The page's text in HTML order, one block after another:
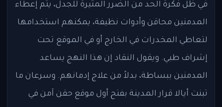
في ظل فكرة الحد من الضرر المثيرة للجدل، يتم إعطاء
المدمنين محاقن وأدوات نظيفة، يمكنهم استخدامها
لتعاطي المخدرات في الخارج أو في الموقع تحت
إشراف طبي. ويقول النقاد إن هذا النهج يساعد
المدمنين ببساطة، بدلاً من علاج إدمانهم. وسرعان ما
تبنت أيالا قرار المدينة بفتح أول موقع حقن آمن في